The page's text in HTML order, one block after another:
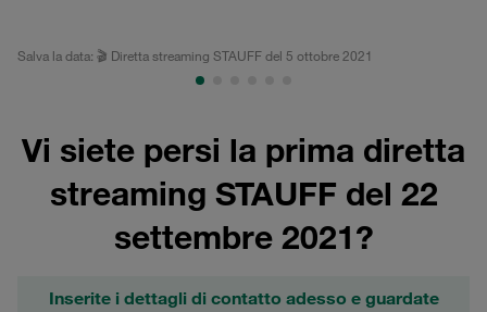
Salva la data: 🎬 Diretta streaming STAUFF del 5 ottobre 2021
Vi siete persi la prima diretta
streaming STAUFF del 22
settembre 2021?
Inserite i dettagli di contatto adesso e guardate